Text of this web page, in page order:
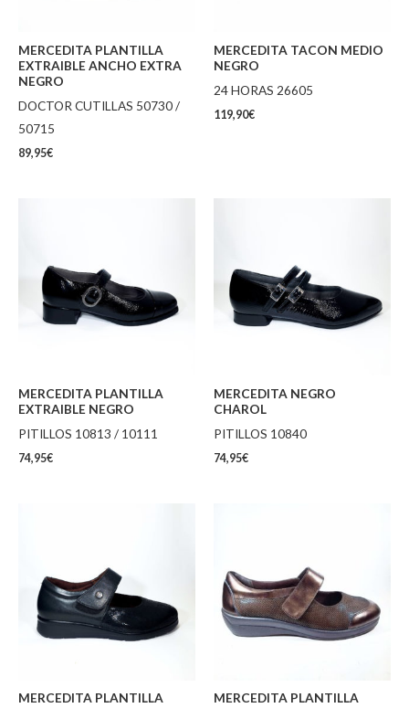
MERCEDITA PLANTILLA
EXTRAIBLE ANCHO EXTRA
NEGRO
DOCTOR CUTILLAS 50730 /
50715
89,95€
MERCEDITA TACON MEDIO
NEGRO
24 HORAS 26605
119,90€
MERCEDITA PLANTILLA
EXTRAIBLE NEGRO
PITILLOS 10813 / 10111
74,95€
MERCEDITA NEGRO
CHAROL
PITILLOS 10840
74,95€
MERCEDITA PLANTILLA
MERCEDITA PLANTILLA